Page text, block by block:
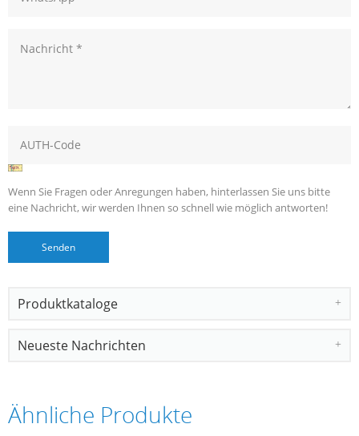
Wenn Sie Fragen oder Anregungen haben, hinterlassen Sie uns bitte
eine Nachricht, wir werden Ihnen so schnell wie möglich antworten!
Produktkataloge
Neueste Nachrichten
Ähnliche Produkte